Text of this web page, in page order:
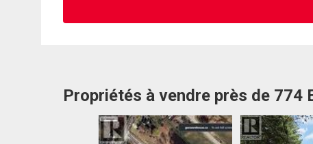
Propriétés à vendre près de 774